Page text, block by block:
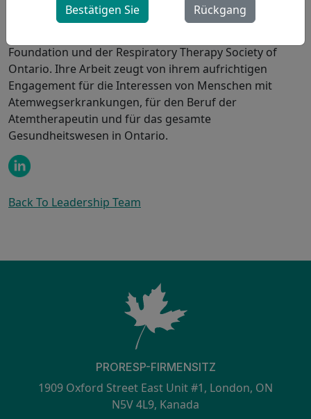
Miriam engagiert sich in der Atemtherapie und
Foundation und der Respiratory Therapy Society of
Ontario. Ihre Arbeit zeugt von ihrem aufrichtigen
Engagement für die Interessen von Menschen mit
Atemwegserkrankungen, für den Beruf der
Atemtherapeutin und für das gesamte
Gesundheitswesen in Ontario.
Back To Leadership Team
PRORESP-FIRMENSITZ
1909 Oxford Street East Unit #1, London, ON
N5V 4L9, Kanada
Bestätigen Sie Rückgang